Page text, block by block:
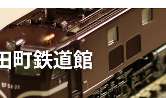
町鉄道館